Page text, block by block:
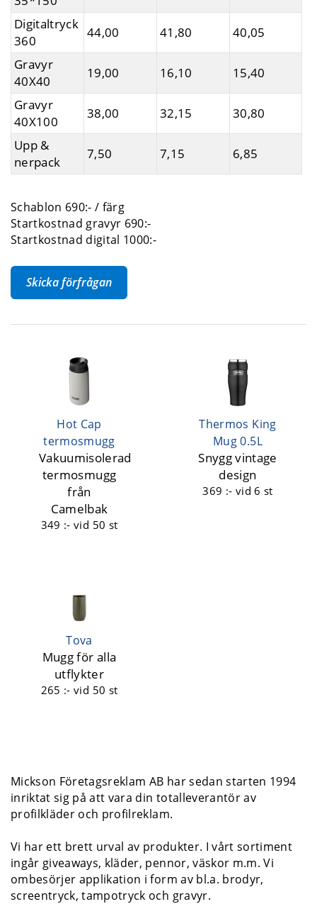
Digitaltryck
360
44,00 41,80
40,05
Gravyr
40X40
19,00 16,10
15,40
Gravyr
40X100
38,00 32,15
30,80
Upp &
nerpack
7,50 7,15 6,85
Schablon 690:- / färg
Startkostnad gravyr 690:-
Startkostnad digital 1000:-
Skicka förfrågan
Hot Cap
termosmugg
Vakuumisolerad
termosmugg
från
Camelbak
349 :-vid 50 st
Thermos King
Mug 0.5L
Snygg vintage
design
369 :- vid 6 st
Tova
Mugg för alla
utflykter
265 :-vid 50 st
Mickson Företagsreklam AB har sedan starten 1994
inriktat sig på att vara din totalleverantör av
profilkläder och profilreklam.
Vi har ett brett urval av produkter. I vårt sortiment
ingår giveaways, kläder, pennor, väskor m.m. Vi
ombesörjer applikation i form av bl.a. brodyr,
screentryck, tampotryck och gravyr.